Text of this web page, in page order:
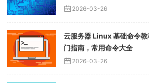
2026-03-26
云服务器 Linux 基础命令
门指南，常用命令大全
2026-03-26